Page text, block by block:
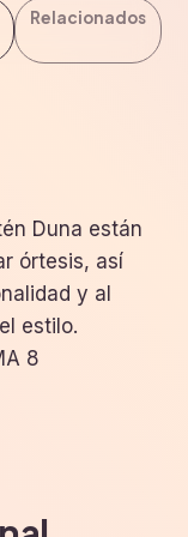
Relacionados
Duna están
órtesis, así
y al
estilo.
8